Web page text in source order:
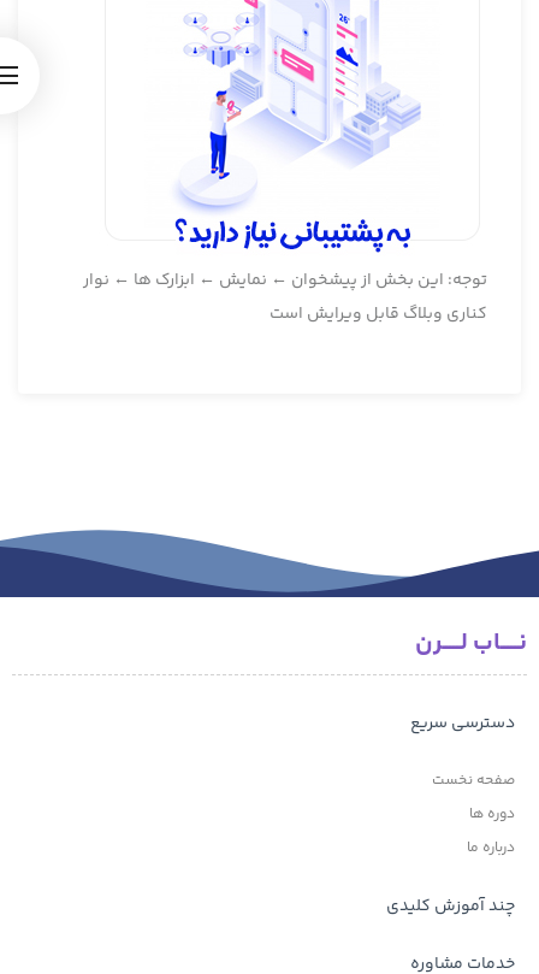
توجه: این بخش از پیشخوان ← نمایش ← ابزارک ها ← نوار
کناری وبلاگ قابل ویرایش است
نـــــاب لـــــرن
دسترسی سریع
صفحه نخست
دوره ها
درباره ما
چند آموزش کلیدی
خدمات مشاوره